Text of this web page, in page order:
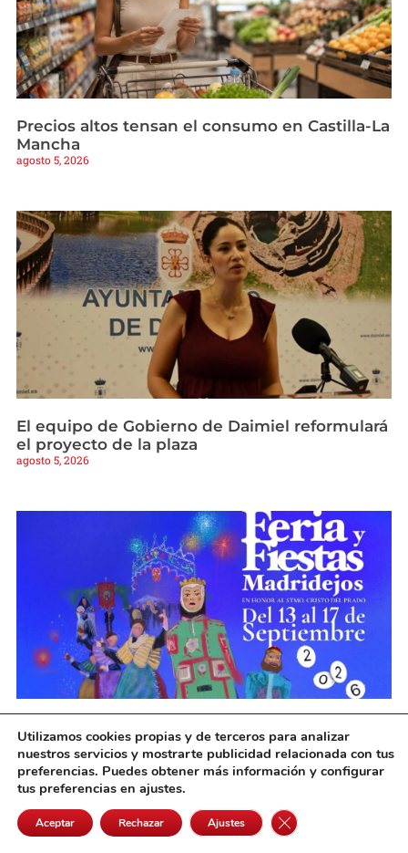
Precios altos tensan el consumo en Castilla-La
Mancha
agosto 5, 2026
El equipo de Gobierno de Daimiel reformulará
el proyecto de la plaza
agosto 5, 2026
del cartel anunciador de la Feria de
Madridejos 2026
agosto 5, 2026
Utilizamos cookies propias y de terceros para analizar
nuestros servicios y mostrarte publicidad relacionada con tus
preferencias. Puedes obtener más información y configurar
tus preferencias en ajustes.
Aceptar Rechazar Ajustes Cerrar el banner de